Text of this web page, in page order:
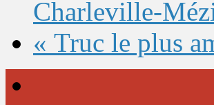
Charleville-
« Truc le plus